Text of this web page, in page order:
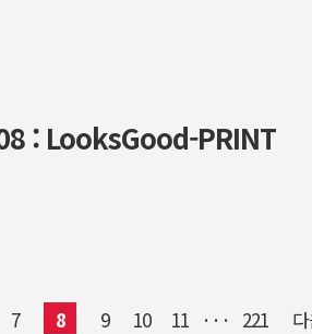
: LooksGood-PRINT
7 8 9 10 11 ··· 221